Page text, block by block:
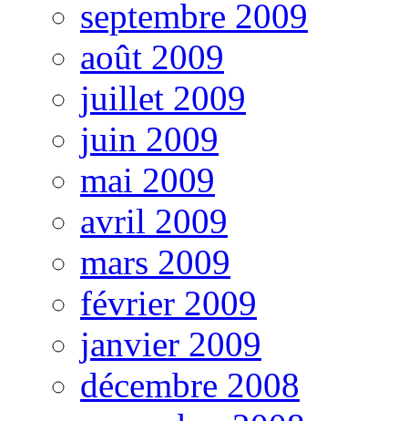
septembre 2009
août 2009
juillet 2009
juin 2009
mai 2009
avril 2009
mars 2009
février 2009
janvier 2009
décembre 2008